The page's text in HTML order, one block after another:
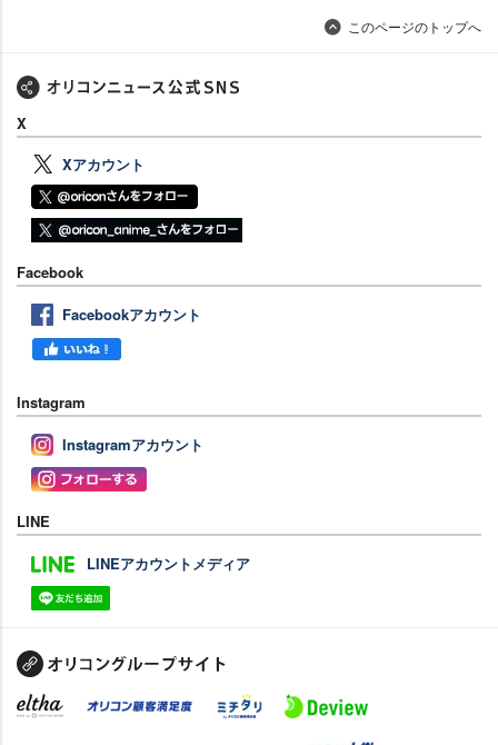
このページのトップへ
X
Xアカウント
Facebook
Facebookアカウント
Instagram
Instagramアカウント
LINE
LINEアカウントメディア